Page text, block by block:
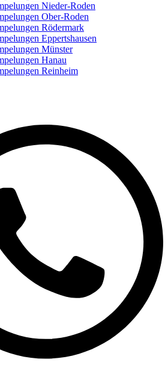
Nieder-Roden
Ober-Roden
Rödermark
Eppertshausen
Münster
Hanau
Reinheim